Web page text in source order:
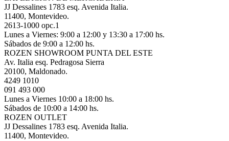
JJ Dessalines 1783 esq. Avenida Italia.
11400, Montevideo.
2613-1000 opc.1
Lunes a Viernes: 9:00 a 12:00 y 13:30 a 17:00 hs.
Sábados de 9:00 a 12:00 hs.
ROZEN SHOWROOM PUNTA DEL ESTE
Av. Italia esq. Pedragosa Sierra
20100, Maldonado.
4249 1010
091 493 000
Lunes a Viernes 10:00 a 18:00 hs.
Sábados de 10:00 a 14:00 hs.
ROZEN OUTLET
JJ Dessalines 1783 esq. Avenida Italia.
11400, Montevideo.